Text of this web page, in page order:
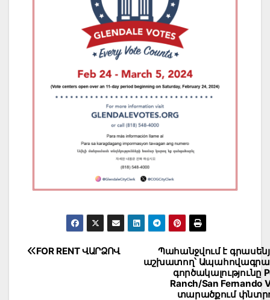
Post
Պահանջվում է
աշխատող՝
գործակալությունը
Ranch/San Fernando
տարածքում
FOR RENT ՎԱՐՁՈՎ